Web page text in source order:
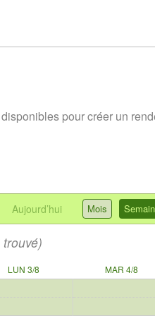
pour créer un
Aujourd’hui Mois
LUN 3/8
MAR 4/8